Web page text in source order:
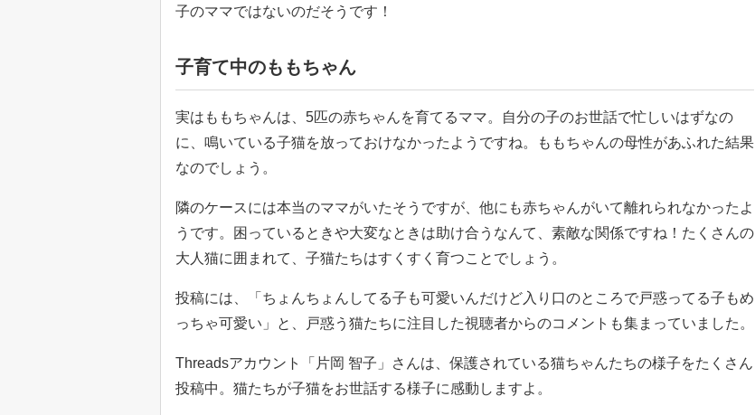
子のママではないのだそうです！
子育て中のももちゃん
実はももちゃんは、5匹の赤ちゃんを育てるママ。自分の子のお世話で忙しいはずなの
に、鳴いている子猫を放っておけなかったようですね。ももちゃんの母性があふれた結果
なのでしょう。
隣のケースには本当のママがいたそうですが、他にも赤ちゃんがいて離れられなかったよ
うです。困っているときや大変なときは助け合うなんて、素敵な関係ですね！たくさんの
大人猫に囲まれて、子猫たちはすくすく育つことでしょう。
投稿には、「ちょんちょんしてる子も可愛いんだけど入り口のところで戸惑ってる子もめ
っちゃ可愛い」と、戸惑う猫たちに注目した視聴者からのコメントも集まっていました。
Threadsアカウント「片岡 智子」さんは、保護されている猫ちゃんたちの様子をたくさん
投稿中。猫たちが子猫をお世話する様子に感動しますよ。